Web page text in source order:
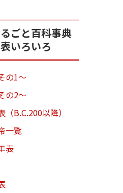
ごと百科事典
いろいろ
の1～
の2～
B.C.200以降）
一覧
表